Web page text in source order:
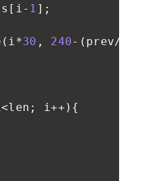
[ i- 1 ] ;
( i*30 , 240- ( prev/
<len ; i++ ) {